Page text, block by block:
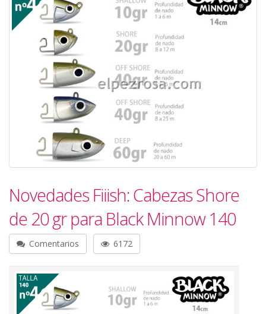
Novedades Fiiish: Cabezas Shore
de 20 gr para Black Minnow 140
Comentarios 6172